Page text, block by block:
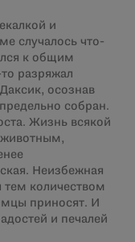
и
случалось что-
к общим
разряжал
осознав
собран.
Жизнь всякой
Неизбежная
тем количеством
приносят. И
и печалей